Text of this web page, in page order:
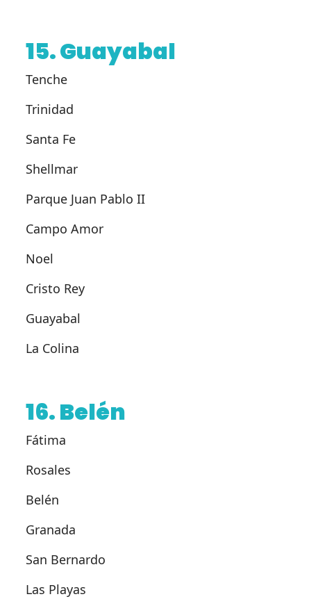
15. Guayabal
Tenche
Trinidad
Santa Fe
Shellmar
Parque Juan Pablo II
Campo Amor
Noel
Cristo Rey
Guayabal
La Colina
16. Belén
Fátima
Rosales
Belén
Granada
San Bernardo
Las Playas